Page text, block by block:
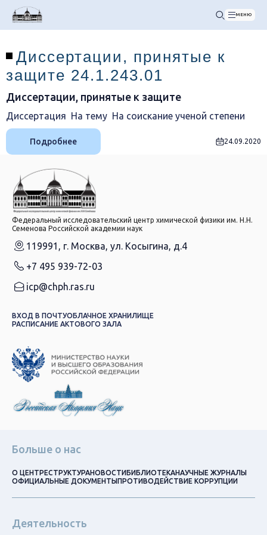
МЕНЮ
Диссертации, принятые к
защите 24.1.243.01
Диссертации, принятые к защите
Диссертация На тему На соискание ученой степени
Подробнее 24.09.2020
Федеральный исследовательский центр химической физики им. Н.Н.
Семенова Российской академии наук
119991, г. Москва, ул. Косыгина, д.4
+7 495 939-72-03
icp@chph.ras.ru
ВХОД В ПОЧТУОБЛАЧНОЕ ХРАНИЛИЩЕ
РАСПИСАНИЕ АКТОВОГО ЗАЛА
Больше о нас
О ЦЕНТРЕСТРУКТУРАНОВОСТИБИБЛИОТЕКАНАУЧНЫЕ ЖУРНАЛЫ
ОФИЦИАЛЬНЫЕ ДОКУМЕНТЫПРОТИВОДЕЙСТВИЕ КОРРУПЦИИ
Деятельность